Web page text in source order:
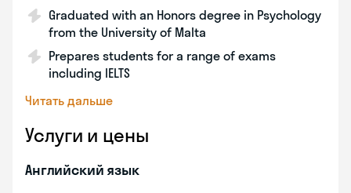
Graduated with an Honors degree in Psychology
from the University of Malta
Prepares students for a range of exams
including IELTS
Читать дальше
Услуги и цены
Английский язык